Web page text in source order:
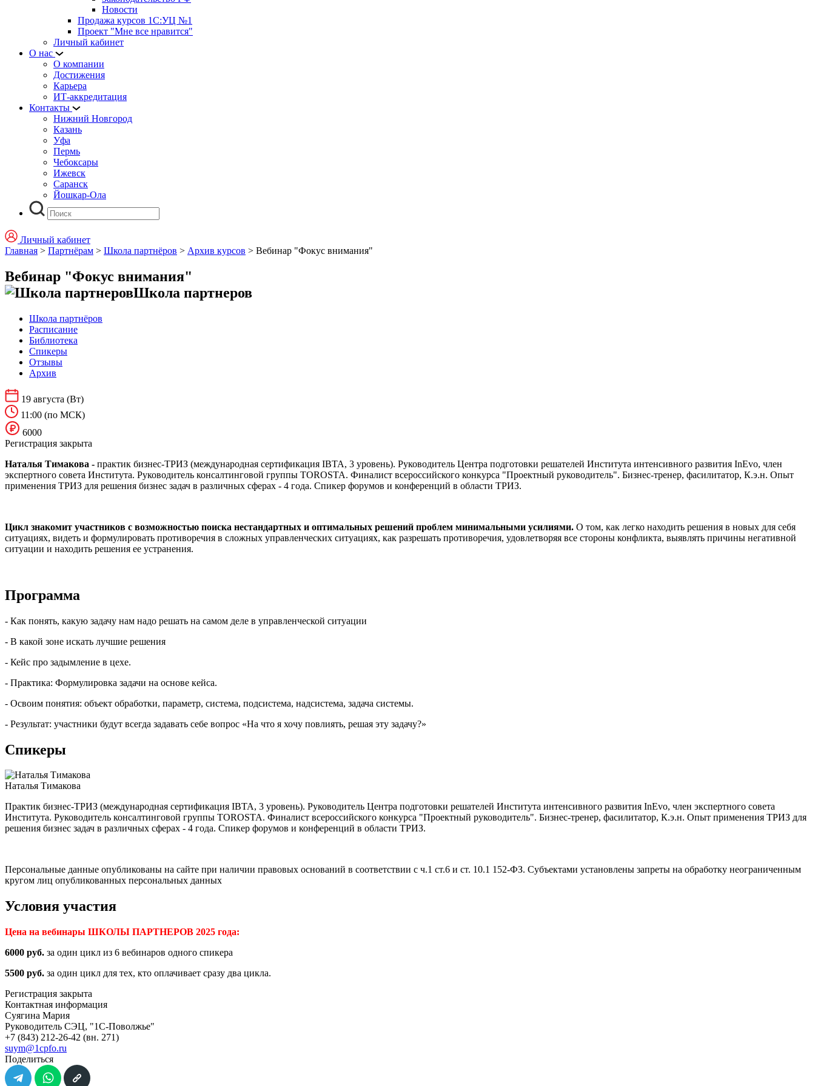
Новости
Продажа курсов 1С:УЦ №1
Проект "Мне все нравится"
Личный кабинет
О нас
О компании
Достижения
Карьера
ИТ-аккредитация
Контакты
Нижний Новгород
Казань
Уфа
Пермь
Чебоксары
Ижевск
Саранск
Йошкар-Ола
Личный кабинет
Главная > Партнёрам > Школа партнёров > Архив курсов > Вебинар "Фокус внимания"
Вебинар "Фокус внимания"
Школа партнеров
Школа партнёров
Расписание
Библиотека
Спикеры
Отзывы
Архив
19 августа (Вт)
11:00 (по МСК)
6000
Регистрация закрыта
Наталья Тимакова - практик бизнес-ТРИЗ (международная сертификация IBTA, 3 уровень). Руководитель Центра подготовки решателей Института интенсивного развития InEvo, член
экспертного совета Института. Руководитель консалтинговой группы TOROSTA. Финалист всероссийского конкурса "Проектный руководитель". Бизнес-тренер, фасилитатор, К.э.н. Опыт
применения ТРИЗ для решения бизнес задач в различных сферах - 4 года. Спикер форумов и конференций в области ТРИЗ.
Цикл знакомит участников с возможностью поиска нестандартных и оптимальных решений проблем минимальными усилиями. О том, как легко находить решения в новых для себя
ситуациях, видеть и формулировать противоречия в сложных управленческих ситуациях, как разрешать противоречия, удовлетворяя все стороны конфликта, выявлять причины негативной
ситуации и находить решения ее устранения.
Программа
- Как понять, какую задачу нам надо решать на самом деле в управленческой ситуации
- В какой зоне искать лучшие решения
- Кейс про задымление в цехе.
- Практика: Формулировка задачи на основе кейса.
- Освоим понятия: объект обработки, параметр, система, подсистема, надсистема, задача системы.
- Результат: участники будут всегда задавать себе вопрос «На что я хочу повлиять, решая эту задачу?»
Спикеры
Наталья Тимакова
Практик бизнес-ТРИЗ (международная сертификация IBTA, 3 уровень). Руководитель Центра подготовки решателей Института интенсивного развития InEvo, член экспертного совета
Института. Руководитель консалтинговой группы TOROSTA. Финалист всероссийского конкурса "Проектный руководитель". Бизнес-тренер, фасилитатор, К.э.н. Опыт применения ТРИЗ для
решения бизнес задач в различных сферах - 4 года. Спикер форумов и конференций в области ТРИЗ.
Персональные данные опубликованы на сайте при наличии правовых оснований в соответствии с ч.1 ст.6 и ст. 10.1 152-ФЗ. Субъектами установлены запреты на обработку неограниченным
кругом лиц опубликованных персональных данных
Условия участия
Цена на вебинары ШКОЛЫ ПАРТНЕРОВ 2025 года:
6000 руб. за один цикл из 6 вебинаров одного спикера
5500 руб. за один цикл для тех, кто оплачивает сразу два цикла.
Регистрация закрыта
Контактная информация
Суягина Мария
Руководитель СЭЦ, "1С-Поволжье"
+7 (843) 212-26-42 (вн. 271)
suym@1cpfo.ru
Поделиться